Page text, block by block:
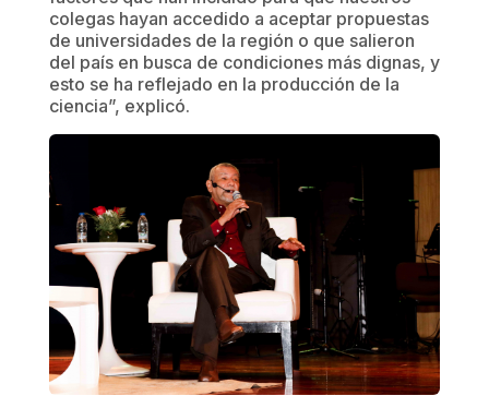
colegas hayan accedido a aceptar propuestas
de universidades de la región o que salieron
del país en busca de condiciones más dignas, y
esto se ha reflejado en la producción de la
ciencia”, explicó.